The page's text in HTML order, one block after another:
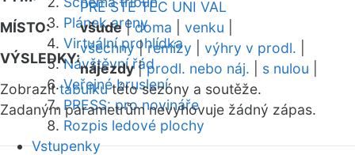
Plánek areny
Virtuální prohlídka
Návštěvní řád
Veřejné bruslení
PRESS: pro novináře
Rozpis ledové plochy
Vstupenky
PRE STE TEC UNI VAL
MÍSTO:
všude|doma venku
VÝSLEDKY:
všechny|remízy výhry v prodl.
nájezdy|prodl. nebo náj. s nulou
Zobrazittabulkutéto sezóny a soutěže.
Zadaným parametrům nevyhovuje žádný zápas.